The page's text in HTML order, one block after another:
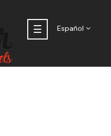
Navegación
de
☰ Español